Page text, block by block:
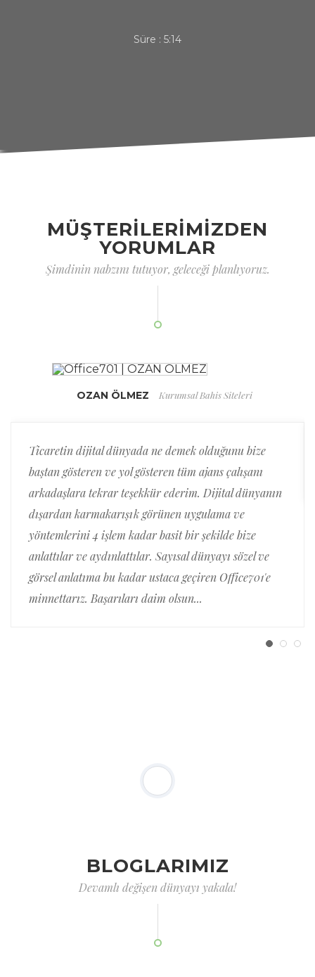
Süre : 5:14
MÜŞTERİLERİMİZDEN
YORUMLAR
Şimdinin nabzını tutuyor, geleceği planlıyoruz.
OZAN ÖLMEZ Kurumsal Bahis Siteleri
Ticaretin dijital dünyada ne demek olduğunu bize
baştan gösteren ve yol gösteren tüm ajans çalışanı
arkadaşlara tekrar teşekkür ederim. Dijital dünyanın
dışardan karmakarışık görünen uygulama ve
yöntemlerini 4 işlem kadar basit bir şekilde bize
anlattılar ve aydınlattılar. Sayısal dünyayı sözel ve
görsel anlatıma bu kadar ustaca geçiren Office701'e
minnettarız. Başarıları daim olsun...
BLOGLARIMIZ
Devamlı değişen dünyayı yakala!